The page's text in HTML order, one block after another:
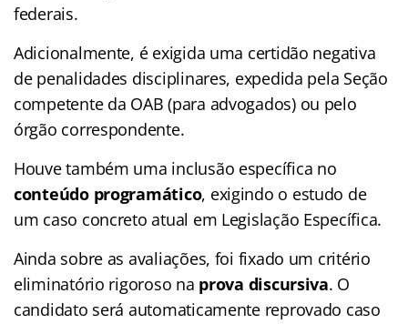
federais.
Adicionalmente, é exigida uma certidão negativa
de penalidades disciplinares, expedida pela Seção
competente da OAB (para advogados) ou pelo
órgão correspondente.
Houve também uma inclusão específica no
conteúdo programático, exigindo o estudo de
um caso concreto atual em Legislação Específica.
Ainda sobre as avaliações, foi fixado um critério
eliminatório rigoroso na prova discursiva. O
candidato será automaticamente reprovado caso